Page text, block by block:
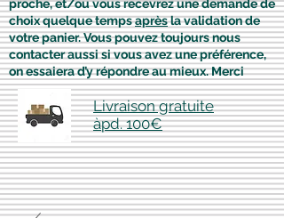
proche, et/ou vous recevrez une demande de
choix quelque tempsaprèsla validation de
votre panier. Vous pouvez toujours nous
contacter aussi si vous avez une préférence,
on essaiera d’y répondre au mieux. Merci
Livraison gratuite
àpd. 100€